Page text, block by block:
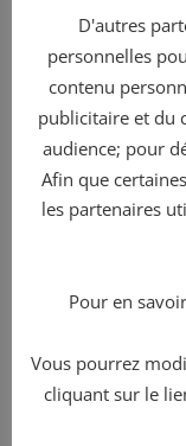
Dylan Greer Age
Open Class I
Derek Johnson
KTM 450 SX
David Buller Jr.
Honda CR450F
13+ Yam YZ125,
Jamie Astudillo
Girls 13+ KTM
D'autres
personnelles
contenu
publicitaire et du
audience; pour
Afin que
les partenaires
Pour en
Vous pourrez
cliquant sur le